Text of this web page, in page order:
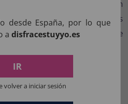
à sua fantasia. É também um
pode reutilizar em diferentes
adicionando um toque chique
DOS NOSSOS
desde España, por lo que
a disfracestuyyo.es
IR
volver a iniciar sesión